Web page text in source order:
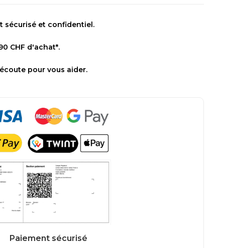
sécurisé et confidentiel.
CHF d'achat*.
pour vous aider.